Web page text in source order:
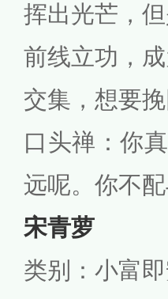
挥出光芒，
前线立功，
交集，想要
口头禅：你
远呢。你不
宋青萝
类别：小富